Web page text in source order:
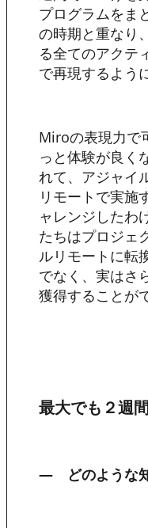
プログラムをま
の時期と重なり
る全てのアクテ
で再現するよう
Miroの表現力で
っと体験が良く
れて、アジャイ
リモートで実施
ャレンジしたわ
たちはプロジェ
ルリモートに転
でなく、実はさ
獲得することが
最大でも２週
― どのような